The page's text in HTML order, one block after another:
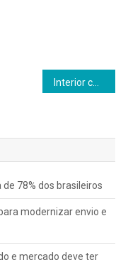
Interior concentra novas oportunidades para quem quer empreender fora das capitais
78% dos brasileiros
modernizar envio e
e mercado deve ter